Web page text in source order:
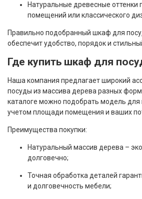
Натуральные древесные оттенки
помещений или классического
Правильно подобранный шкаф для
обеспечит удобство, порядок и
Где купить шкаф для
Наша компания предлагает широкий
посуды из массива дерева разных
каталоге можно подобрать модель для
учетом площади помещения и ваших
Преимущества покупки:
Натуральный массив дерева –
долговечно;
Точная обработка деталей
и долговечность мебели;